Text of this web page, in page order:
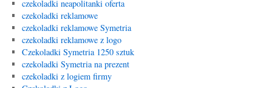
czekoladki neapolitanki oferta
czekoladki reklamowe
czekoladki reklamowe Symetria
czekoladki reklamowe z logo
Czekoladki Symetria 1250 sztuk
czekoladki Symetria na prezent
czekoladki z logiem firmy